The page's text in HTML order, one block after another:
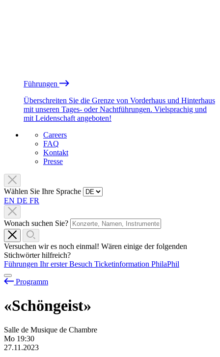
Führungen
Überschreiten Sie die Grenze von Vorderhaus und Hinterhaus
mit unseren Tages- oder Nachtführungen. Vielsprachig und
mit Leidenschaft angeboten!
Careers
FAQ
Kontakt
Presse
Wählen Sie Ihre Sprache
EN DE FR
Wonach suchen Sie?
Versuchen wir es noch einmal! Wären einige der folgenden
Stichwörter hilfreich?
Führungen Ihr erster Besuch Ticketinformation PhilaPhil
Programm
«Schöngeist»
Salle de Musique de Chambre
Mo 19:30
27.11.2023